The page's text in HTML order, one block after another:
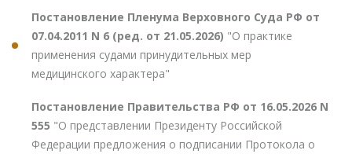
Постановление Пленума Верховного Суда РФ от
07.04.2011 N 6 (ред. от 21.05.2026) "О практике
применения судами принудительных мер
медицинского характера"
Постановление Правительства РФ от 16.05.2026 N
555 "О представлении Президенту Российской
Федерации предложения о подписании Протокола о